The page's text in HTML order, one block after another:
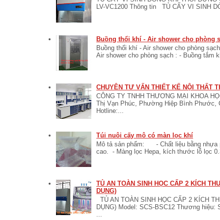
LV-VC1200 Thông tin TỦ CẤY VI SINH
Buồng thổi khí - Air shower cho phòng
Buồng thổi khí - Air shower cho phòng
Air shower cho phòng sạch : - Buồng tắm
CHUYÊN TƯ VẤN THIẾT KẾ NỘI THẤT
CÔNG TY TNHH THƯƠNG MẠI KHOA
Thị Vạn Phúc, Phường Hiệp Bình Phước,
Hotline:...
Túi nuôi cấy mô có màn lọc khí
Mô tả sản phẩm: - Chất liệu bằng nhựa
cao. - Màng lọc Hepa, kích thước lỗ lọc
TỦ AN TOÀN SINH HỌC CẤP 2 KÍCH
DỤNG)
TỦ AN TOÀN SINH HỌC CẤP 2 KÍCH
DỤNG) Model: SCS-BSC12 Thương
...